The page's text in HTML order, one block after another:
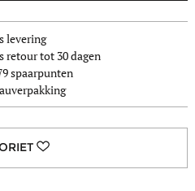
levering
retour tot 30 dagen
spaarpunten